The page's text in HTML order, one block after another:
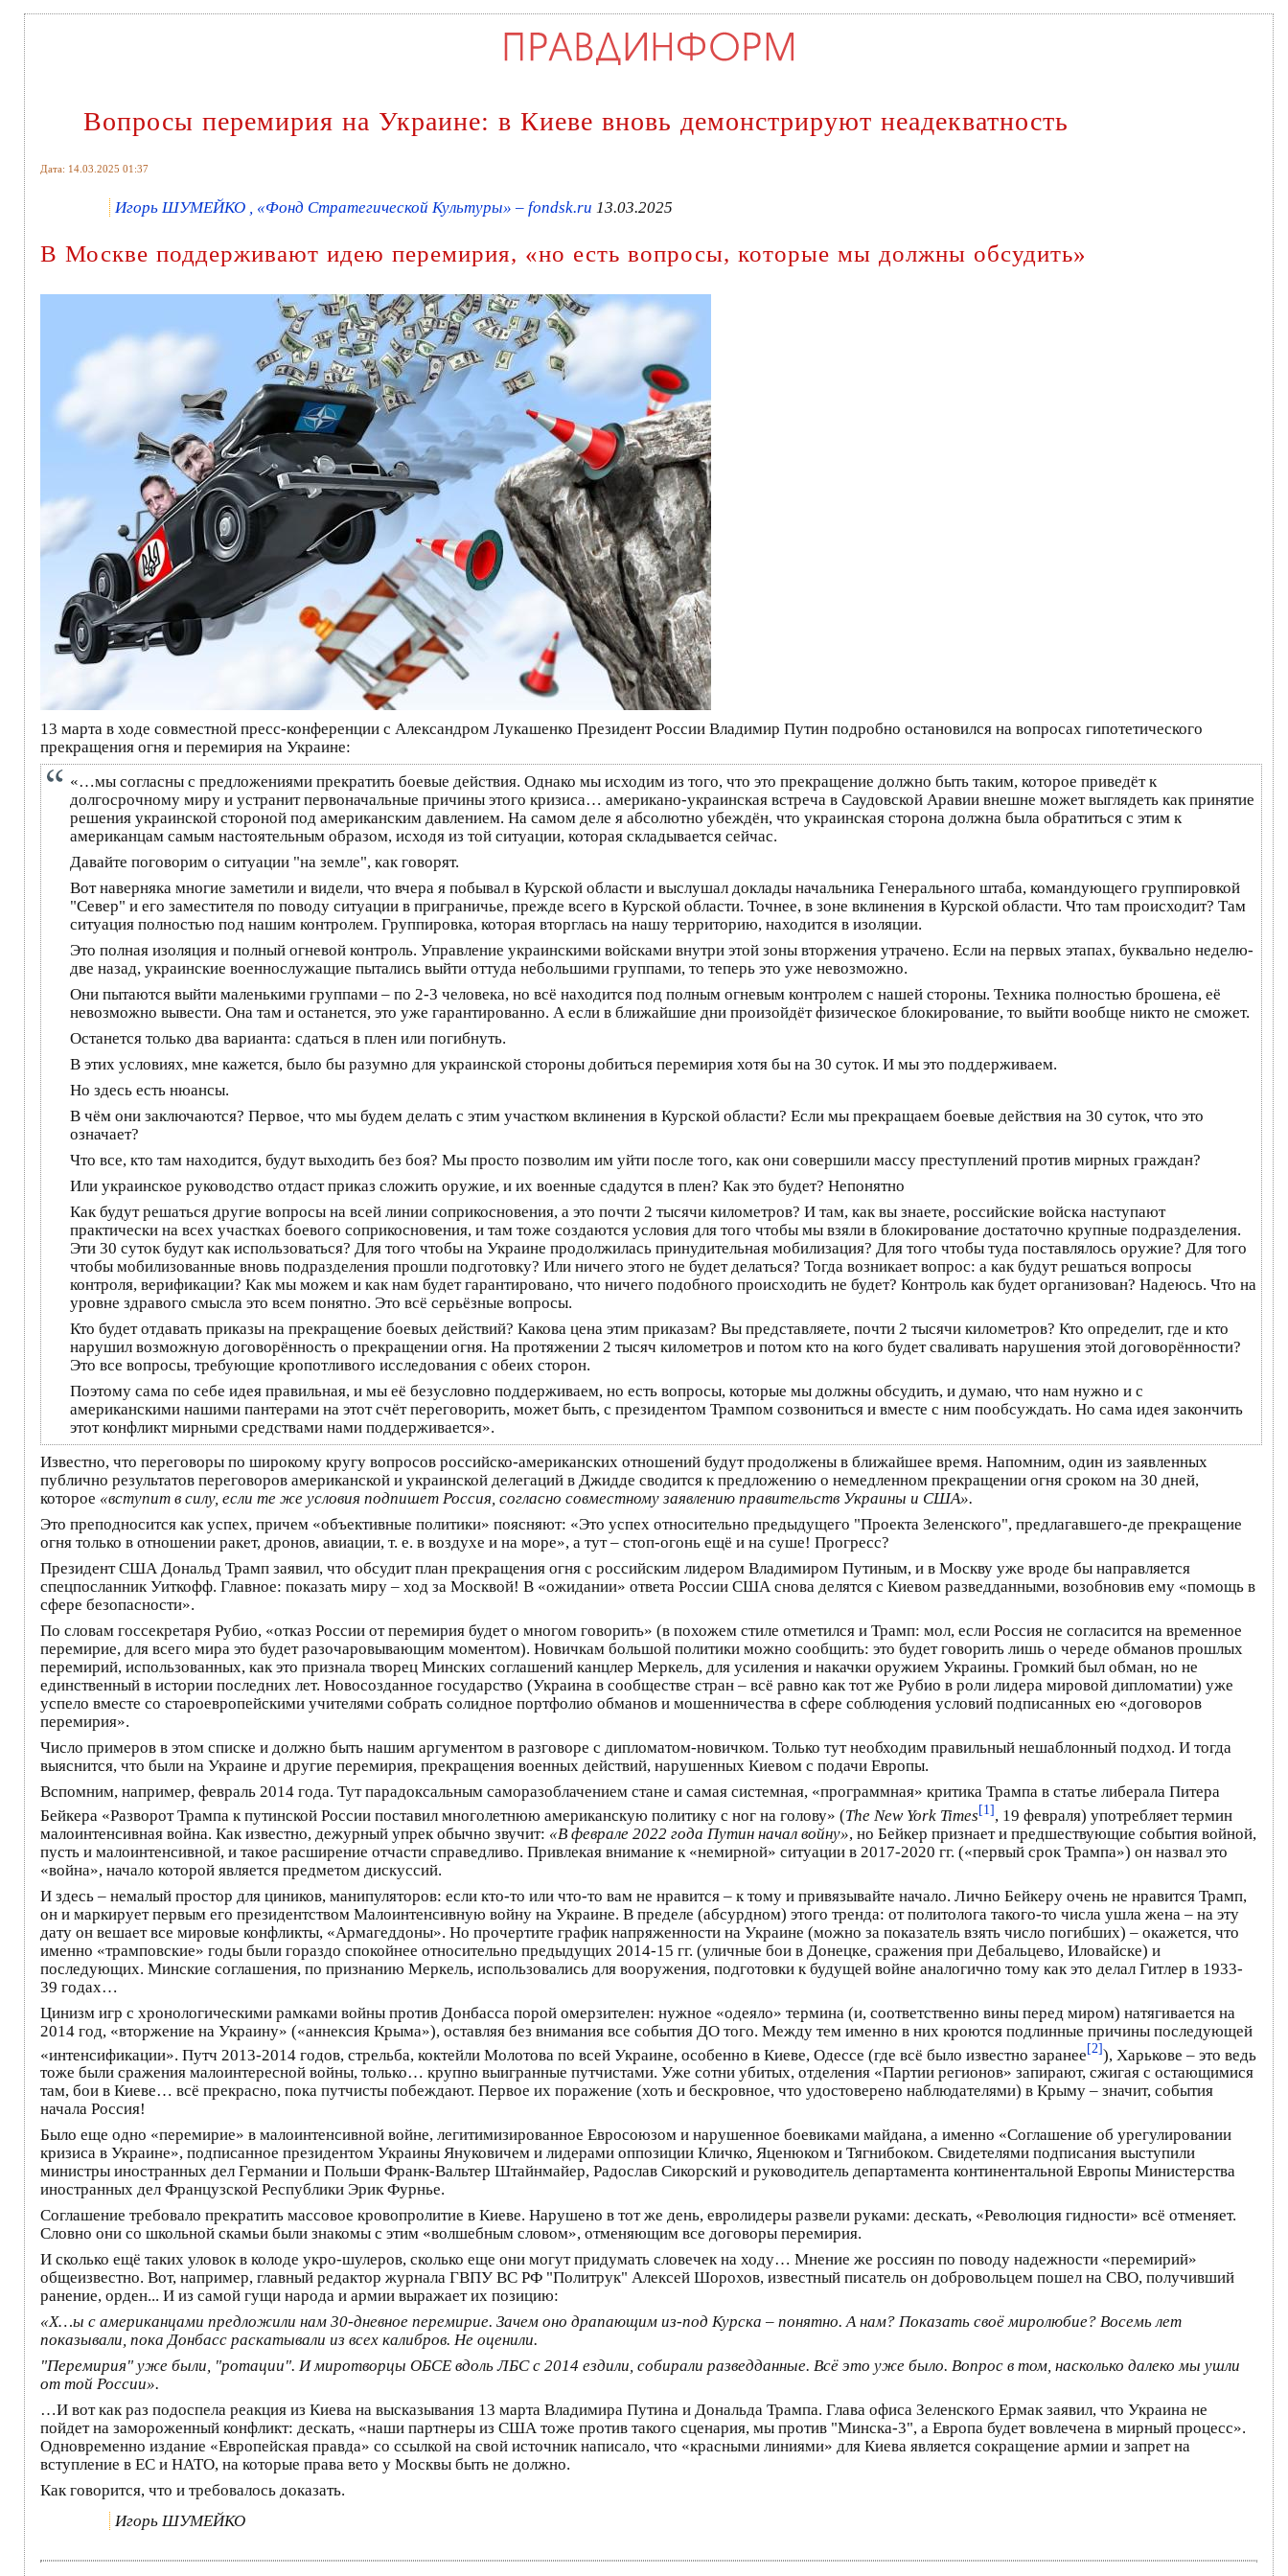
Вопросы перемирия на Украине: в Киеве вновь демонстрируют неадекватность
Дата: 14.03.2025 01:37
Игорь ШУМЕЙКО , «Фонд Стратегической Культуры» – fondsk.ru 13.03.2025
В Москве поддерживают идею перемирия, «но есть вопросы, которые мы должны обсудить»
13 марта в ходе совместной пресс-конференции с Александром Лукашенко Президент России Владимир Путин подробно остановился на вопросах гипотетического
прекращения огня и перемирия на Украине:
«…мы согласны с предложениями прекратить боевые действия. Однако мы исходим из того, что это прекращение должно быть таким, которое приведёт к
долгосрочному миру и устранит первоначальные причины этого кризиса… американо-украинская встреча в Саудовской Аравии внешне может выглядеть как принятие
решения украинской стороной под американским давлением. На самом деле я абсолютно убеждён, что украинская сторона должна была обратиться с этим к
американцам самым настоятельным образом, исходя из той ситуации, которая складывается сейчас.
Давайте поговорим о ситуации "на земле", как говорят.
Вот наверняка многие заметили и видели, что вчера я побывал в Курской области и выслушал доклады начальника Генерального штаба, командующего группировкой
"Север" и его заместителя по поводу ситуации в приграничье, прежде всего в Курской области. Точнее, в зоне вклинения в Курской области. Что там происходит? Там
ситуация полностью под нашим контролем. Группировка, которая вторглась на нашу территорию, находится в изоляции.
Это полная изоляция и полный огневой контроль. Управление украинскими войсками внутри этой зоны вторжения утрачено. Если на первых этапах, буквально неделю-
две назад, украинские военнослужащие пытались выйти оттуда небольшими группами, то теперь это уже невозможно.
Они пытаются выйти маленькими группами – по 2-3 человека, но всё находится под полным огневым контролем с нашей стороны. Техника полностью брошена, её
невозможно вывести. Она там и останется, это уже гарантированно. А если в ближайшие дни произойдёт физическое блокирование, то выйти вообще никто не сможет.
Останется только два варианта: сдаться в плен или погибнуть.
В этих условиях, мне кажется, было бы разумно для украинской стороны добиться перемирия хотя бы на 30 суток. И мы это поддерживаем.
Но здесь есть нюансы.
В чём они заключаются? Первое, что мы будем делать с этим участком вклинения в Курской области? Если мы прекращаем боевые действия на 30 суток, что это
означает?
Что все, кто там находится, будут выходить без боя? Мы просто позволим им уйти после того, как они совершили массу преступлений против мирных граждан?
Или украинское руководство отдаст приказ сложить оружие, и их военные сдадутся в плен? Как это будет? Непонятно
Как будут решаться другие вопросы на всей линии соприкосновения, а это почти 2 тысячи километров? И там, как вы знаете, российские войска наступают
практически на всех участках боевого соприкосновения, и там тоже создаются условия для того чтобы мы взяли в блокирование достаточно крупные подразделения.
Эти 30 суток будут как использоваться? Для того чтобы на Украине продолжилась принудительная мобилизация? Для того чтобы туда поставлялось оружие? Для того
чтобы мобилизованные вновь подразделения прошли подготовку? Или ничего этого не будет делаться? Тогда возникает вопрос: а как будут решаться вопросы
контроля, верификации? Как мы можем и как нам будет гарантировано, что ничего подобного происходить не будет? Контроль как будет организован? Надеюсь. Что на
уровне здравого смысла это всем понятно. Это всё серьёзные вопросы.
Кто будет отдавать приказы на прекращение боевых действий? Какова цена этим приказам? Вы представляете, почти 2 тысячи километров? Кто определит, где и кто
нарушил возможную договорённость о прекращении огня. На протяжении 2 тысяч километров и потом кто на кого будет сваливать нарушения этой договорённости?
Это все вопросы, требующие кропотливого исследования с обеих сторон.
Поэтому сама по себе идея правильная, и мы её безусловно поддерживаем, но есть вопросы, которые мы должны обсудить, и думаю, что нам нужно и с
американскими нашими пантерами на этот счёт переговорить, может быть, с президентом Трампом созвониться и вместе с ним пообсуждать. Но сама идея закончить
этот конфликт мирными средствами нами поддерживается».
Известно, что переговоры по широкому кругу вопросов российско-американских отношений будут продолжены в ближайшее время. Напомним, один из заявленных
публично результатов переговоров американской и украинской делегаций в Джидде сводится к предложению о немедленном прекращении огня сроком на 30 дней,
которое «вступит в силу, если те же условия подпишет Россия, согласно совместному заявлению правительств Украины и США».
Это преподносится как успех, причем «объективные политики» поясняют: «Это успех относительно предыдущего "Проекта Зеленского", предлагавшего-де прекращение
огня только в отношении ракет, дронов, авиации, т. е. в воздухе и на море», а тут – стоп-огонь ещё и на суше! Прогресс?
Президент США Дональд Трамп заявил, что обсудит план прекращения огня с российским лидером Владимиром Путиным, и в Москву уже вроде бы направляется
спецпосланник Уиткофф. Главное: показать миру – ход за Москвой! В «ожидании» ответа России США снова делятся с Киевом разведданными, возобновив ему «помощь в
сфере безопасности».
По словам госсекретаря Рубио, «отказ России от перемирия будет о многом говорить» (в похожем стиле отметился и Трамп: мол, если Россия не согласится на временное
перемирие, для всего мира это будет разочаровывающим моментом). Новичкам большой политики можно сообщить: это будет говорить лишь о череде обманов прошлых
перемирий, использованных, как это признала творец Минских соглашений канцлер Меркель, для усиления и накачки оружием Украины. Громкий был обман, но не
единственный в истории последних лет. Новосозданное государство (Украина в сообществе стран – всё равно как тот же Рубио в роли лидера мировой дипломатии) уже
успело вместе со староевропейскими учителями собрать солидное портфолио обманов и мошенничества в сфере соблюдения условий подписанных ею «договоров
перемирия».
Число примеров в этом списке и должно быть нашим аргументом в разговоре с дипломатом-новичком. Только тут необходим правильный нешаблонный подход. И тогда
выяснится, что были на Украине и другие перемирия, прекращения военных действий, нарушенных Киевом с подачи Европы.
Вспомним, например, февраль 2014 года. Тут парадоксальным саморазоблачением стане и самая системная, «программная» критика Трампа в статье либерала Питера
Бейкера «Разворот Трампа к путинской России поставил многолетнюю американскую политику с ног на голову» (The New York Times[1], 19 февраля) употребляет термин
малоинтенсивная война. Как известно, дежурный упрек обычно звучит: «В феврале 2022 года Путин начал войну», но Бейкер признает и предшествующие события войной,
пусть и малоинтенсивной, и такое расширение отчасти справедливо. Привлекая внимание к «немирной» ситуации в 2017-2020 гг. («первый срок Трампа») он назвал это
«война», начало которой является предметом дискуссий.
И здесь – немалый простор для циников, манипуляторов: если кто-то или что-то вам не нравится – к тому и привязывайте начало. Лично Бейкеру очень не нравится Трамп,
он и маркирует первым его президентством Малоинтенсивную войну на Украине. В пределе (абсурдном) этого тренда: от политолога такого-то числа ушла жена – на эту
дату он вешает все мировые конфликты, «Армагеддоны». Но прочертите график напряженности на Украине (можно за показатель взять число погибших) – окажется, что
именно «трамповские» годы были гораздо спокойнее относительно предыдущих 2014-15 гг. (уличные бои в Донецке, сражения при Дебальцево, Иловайске) и
последующих. Минские соглашения, по признанию Меркель, использовались для вооружения, подготовки к будущей войне аналогично тому как это делал Гитлер в 1933-
39 годах…
Цинизм игр с хронологическими рамками войны против Донбасса порой омерзителен: нужное «одеяло» термина (и, соответственно вины перед миром) натягивается на
2014 год, «вторжение на Украину» («аннексия Крыма»), оставляя без внимания все события ДО того. Между тем именно в них кроются подлинные причины последующей
«интенсификации». Путч 2013-2014 годов, стрельба, коктейли Молотова по всей Украине, особенно в Киеве, Одессе (где всё было известно заранее[2]), Харькове – это ведь
тоже были сражения малоинтересной войны, только… крупно выигранные путчистами. Уже сотни убитых, отделения «Партии регионов» запирают, сжигая с остающимися
там, бои в Киеве… всё прекрасно, пока путчисты побеждают. Первое их поражение (хоть и бескровное, что удостоверено наблюдателями) в Крыму – значит, события
начала Россия!
Было еще одно «перемирие» в малоинтенсивной войне, легитимизированное Евросоюзом и нарушенное боевиками майдана, а именно «Соглашение об урегулировании
кризиса в Украине», подписанное президентом Украины Януковичем и лидерами оппозиции Кличко, Яценюком и Тягнибоком. Свидетелями подписания выступили
министры иностранных дел Германии и Польши Франк-Вальтер Штайнмайер, Радослав Сикорский и руководитель департамента континентальной Европы Министерства
иностранных дел Французской Республики Эрик Фурнье.
Соглашение требовало прекратить массовое кровопролитие в Киеве. Нарушено в тот же день, евролидеры развели руками: дескать, «Революция гидности» всё отменяет.
Словно они со школьной скамьи были знакомы с этим «волшебным словом», отменяющим все договоры перемирия.
И сколько ещё таких уловок в колоде укро-шулеров, сколько еще они могут придумать словечек на ходу… Мнение же россиян по поводу надежности «перемирий»
общеизвестно. Вот, например, главный редактор журнала ГВПУ ВС РФ "Политрук" Алексей Шорохов, известный писатель он добровольцем пошел на СВО, получивший
ранение, орден... И из самой гущи народа и армии выражает их позицию:
«Х…ы с американцами предложили нам 30-дневное перемирие. Зачем оно драпающим из-под Курска – понятно. А нам? Показать своё миролюбие? Восемь лет
показывали, пока Донбасс раскатывали из всех калибров. Не оценили.
"Перемирия" уже были, "ротации". И миротворцы ОБСЕ вдоль ЛБС с 2014 ездили, собирали разведданные. Всё это уже было. Вопрос в том, насколько далеко мы ушли
от той России».
…И вот как раз подоспела реакция из Киева на высказывания 13 марта Владимира Путина и Дональда Трампа. Глава офиса Зеленского Ермак заявил, что Украина не
пойдет на замороженный конфликт: дескать, «наши партнеры из США тоже против такого сценария, мы против "Минска-3", а Европа будет вовлечена в мирный процесс».
Одновременно издание «Европейская правда» со ссылкой на свой источник написало, что «красными линиями» для Киева является сокращение армии и запрет на
вступление в ЕС и НАТО, на которые права вето у Москвы быть не должно.
Как говорится, что и требовалось доказать.
Игорь ШУМЕЙКО